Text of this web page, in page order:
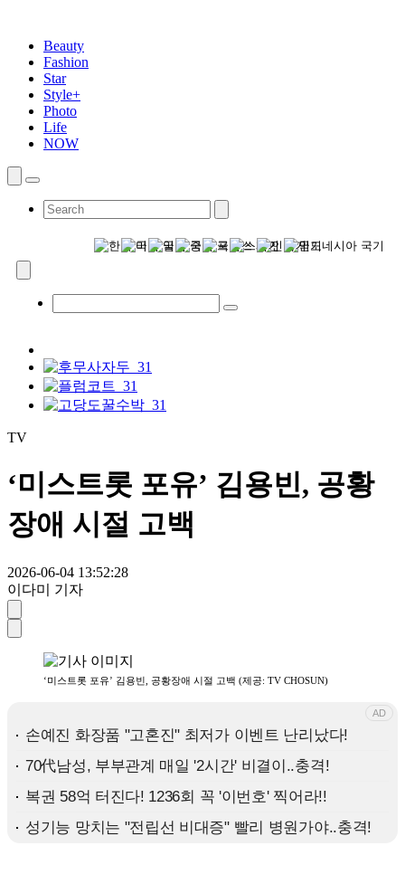
Beauty
Fashion
Star
Style+
Photo
Life
NOW
TV
‘미스트롯 포유’ 김용빈, 공황
장애 시절 고백
2026-06-04 13:52:28
이다미 기자
‘미스트롯 포유’ 김용빈, 공황장애 시절 고백 (제공: TV CHOSUN)